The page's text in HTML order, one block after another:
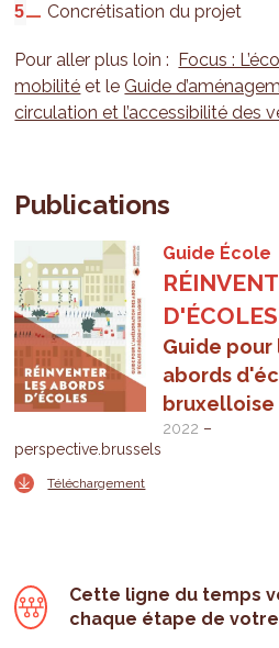
Concrétisation du projet
Pour aller plus loin :
Focus :
mobilité et le Guide
circulation et l’accessibilité des
Publications
Guide École
D'ÉCOLES
Guide
abords
bruxelloise
2022
perspective.brussels
Téléchargement
Cette ligne du temps
chaque étape de